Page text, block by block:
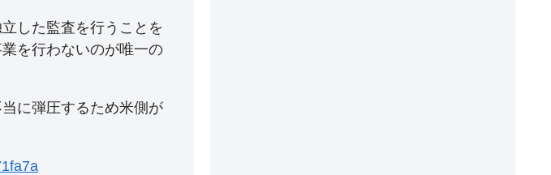
した監査を行うことを
を行わないのが唯一の
に弾圧するため米側が